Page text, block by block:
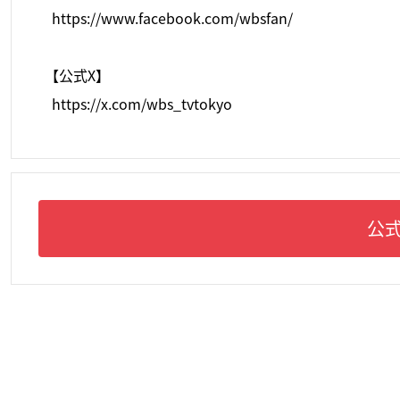
公
https://www.facebook.com/wbsfan/
【公式X】
https://x.com/wbs_tvtokyo